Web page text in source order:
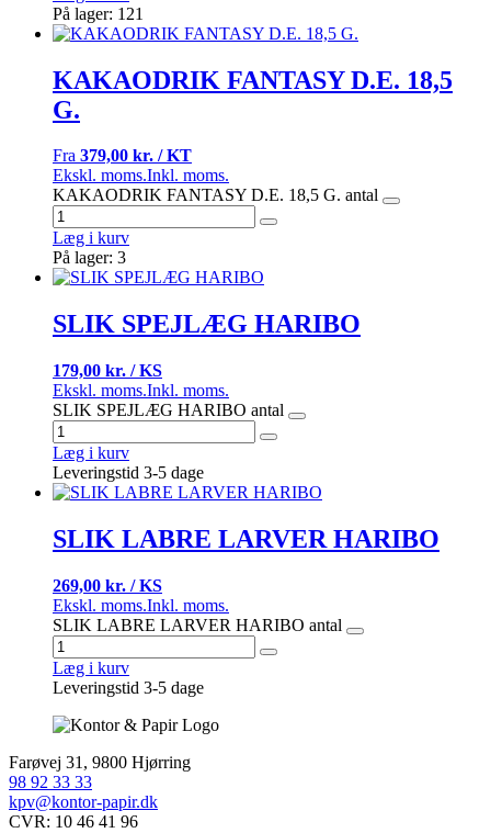
På lager: 121
KAKAODRIK FANTASY D.E. 18,5
G.
Fra 379,00 kr. / KT
Ekskl. moms.Inkl. moms.
KAKAODRIK FANTASY D.E. 18,5 G. antal
Læg i kurv
På lager: 3
SLIK SPEJLÆG HARIBO
179,00 kr. / KS
Ekskl. moms.Inkl. moms.
SLIK SPEJLÆG HARIBO antal
Læg i kurv
Leveringstid 3-5 dage
SLIK LABRE LARVER HARIBO
269,00 kr. / KS
Ekskl. moms.Inkl. moms.
SLIK LABRE LARVER HARIBO antal
Læg i kurv
Leveringstid 3-5 dage
Farøvej 31, 9800 Hjørring
98 92 33 33
kpv@kontor-papir.dk
CVR: 10 46 41 96